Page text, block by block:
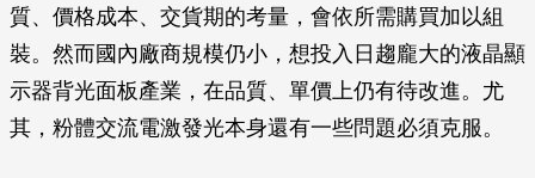
質、價格成本、交貨期的考量，會依所需購買加以組
裝。然而國內廠商規模仍小，想投入日趨龐大的液晶顯
示器背光面板產業，在品質、單價上仍有待改進。尤
其，粉體交流電激發光本身還有一些問題必須克服。